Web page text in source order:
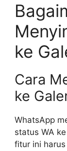
ke
Cara
ke
WhatsApp
status WA
fitur ini